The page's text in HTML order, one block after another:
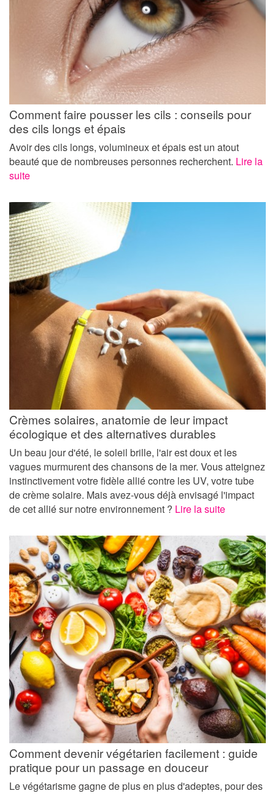
Comment faire pousser les cils : conseils pour
des cils longs et épais
Avoir des cils longs, volumineux et épais est un atout
beauté que de nombreuses personnes recherchent. Lire la
suite
Crèmes solaires, anatomie de leur impact
écologique et des alternatives durables
Un beau jour d'été, le soleil brille, l'air est doux et les
vagues murmurent des chansons de la mer. Vous atteignez
instinctivement votre fidèle allié contre les UV, votre tube
de crème solaire. Mais avez-vous déjà envisagé l'impact
de cet allié sur notre environnement ? Lire la suite
Comment devenir végétarien facilement : guide
pratique pour un passage en douceur
Le végétarisme gagne de plus en plus d'adeptes, pour des